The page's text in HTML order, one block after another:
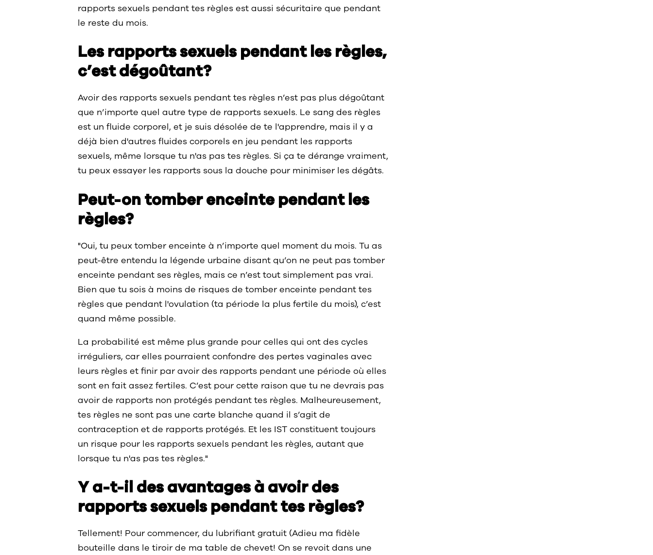
rapports sexuels pendant tes règles est aussi sécuritaire que pendant
le reste du mois.
Les rapports sexuels pendant les règles,
c’est dégoûtant?
Avoir des rapports sexuels pendant tes règles n’est pas plus dégoûtant
que n’importe quel autre type de rapports sexuels. Le sang des règles
est un fluide corporel, et je suis désolée de te l'apprendre, mais il y a
déjà bien d'autres fluides corporels en jeu pendant les rapports
sexuels, même lorsque tu n'as pas tes règles. Si ça te dérange vraiment,
tu peux essayer les rapports sous la douche pour minimiser les dégâts.
Peut-on tomber enceinte pendant les
règles?
"Oui, tu peux tomber enceinte à n’importe quel moment du mois. Tu as
peut-être entendu la légende urbaine disant qu’on ne peut pas tomber
enceinte pendant ses règles, mais ce n’est tout simplement pas vrai.
Bien que tu sois à moins de risques de tomber enceinte pendant tes
règles que pendant l'ovulation (ta période la plus fertile du mois), c’est
quand même possible.
La probabilité est même plus grande pour celles qui ont des cycles
irréguliers, car elles pourraient confondre des pertes vaginales avec
leurs règles et finir par avoir des rapports pendant une période où elles
sont en fait assez fertiles. C’est pour cette raison que tu ne devrais pas
avoir de rapports non protégés pendant tes règles. Malheureusement,
tes règles ne sont pas une carte blanche quand il s’agit de
contraception et de rapports protégés. Et les IST constituent toujours
un risque pour les rapports sexuels pendant les règles, autant que
lorsque tu n'as pas tes règles."
Y a-t-il des avantages à avoir des
rapports sexuels pendant tes règles?
Tellement! Pour commencer, du lubrifiant gratuit (Adieu ma fidèle
bouteille dans le tiroir de ma table de chevet! On se revoit dans une